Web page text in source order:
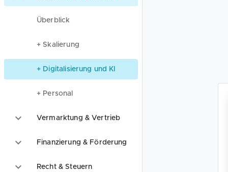
Überblick
+ Skalierung
+ Digitalisierung und KI
+ Personal
Vermarktung & Vertrieb
Finanzierung & Förderung
Recht & Steuern